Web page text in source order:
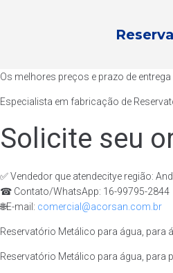
Os melhores preços e prazo de
Especialista em fabricação de
Solicite seu
✅ Vendedor que atendecitye região:
☎ Contato/WhatsApp: 16-99795-2844
🌐E-mail: comercial@acorsan.com.br
Reservatório Metálico para água, para
Reservatório Metálico para água, para